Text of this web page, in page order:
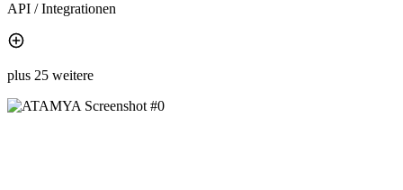
API / Integrationen
plus 25 weitere